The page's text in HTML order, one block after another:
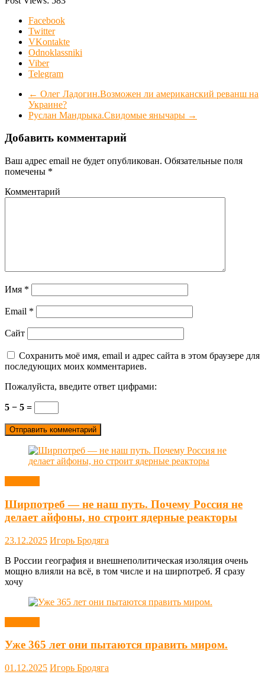
Facebook
Twitter
VKontakte
Odnoklassniki
Viber
Telegram
← Олег Ладогин.Возможен ли американский реванш на
Украине?
Руслан Мандрыка.Свидомые янычары →
Добавить комментарий
Ваш адрес email не будет опубликован. Обязательные поля
помечены *
Комментарий
Имя *
Email *
Сайт
Сохранить моё имя, email и адрес сайта в этом браузере для
последующих моих комментариев.
Пожалуйста, введите ответ цифрами:
5 − 5 =
Ширпотреб — не наш путь. Почему Россия не
делает айфоны, но строит ядерные реакторы
23.12.2025 Игорь Бродяга
В России география и внешнеполитическая изоляция очень
мощно влияли на всё, в том числе и на ширпотреб. Я сразу
хочу
Уже 365 лет они пытаются править миром.
01.12.2025 Игорь Бродяга